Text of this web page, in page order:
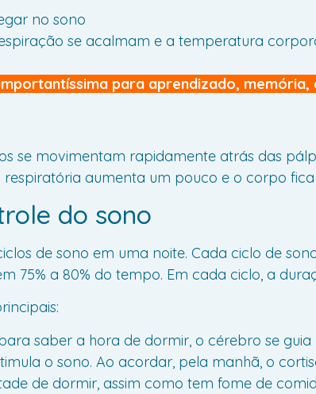
no sono
se acalmam e a temperatura
para aprendizado,
se movimentam rapidamente atrás das
aumenta um pouco e o corpo
do sono
de sono em uma noite. Cada ciclo de
75% a 80% do tempo. Em cada ciclo, a
saber a hora de dormir, o cérebro se
o sono. Ao acordar, pela manhã, o
de dormir, assim como tem fome de